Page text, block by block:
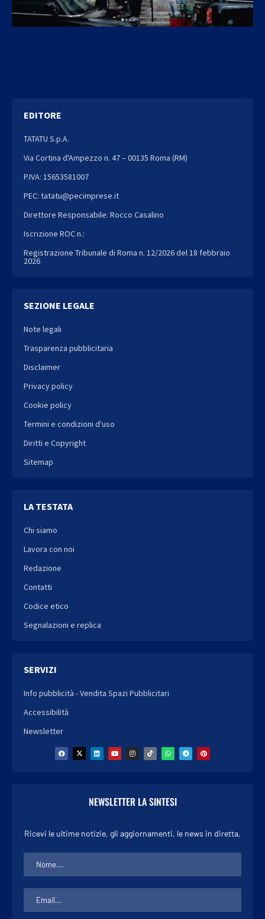
EDITORE
TATATU S.p.A.
Via Cortina d'Ampezzo n. 47 – 00135 Roma (RM)
P.IVA: 15653581007
PEC: tatatu@pecimprese.it
Direttore Responsabile: Rocco Casalino
Iscrizione ROC n.:
Registrazione Tribunale di Roma n. 12/2026 del 18 febbraio
2026
SEZIONE LEGALE
Note legali
Trasparenza pubblicitaria
Disclaimer
Privacy policy
Cookie policy
Termini e condizioni d'uso
Diritti e Copyright
Sitemap
LA TESTATA
Chi siamo
Lavora con noi
Redazione
Contatti
Codice etico
Segnalazioni e replica
SERVIZI
Info pubblicità - Vendita Spazi Pubblicitari
Accessibilità
Newsletter
NEWSLETTER LA SINTESI
Ricevi le ultime notizie, gli aggiornamenti, le news in diretta.